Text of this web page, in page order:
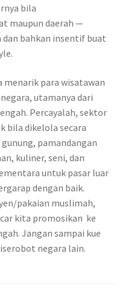
bila
maupun daerah —
bahkan insentif buat
menarik para wisatawan
utamanya dari
Percayalah, sektor
bila dikelola secara
pamandangan
kuliner, seni, dan
untuk pasar luar
dengan baik.
pakaian muslimah,
kita promosikan ke
Jangan sampai kue
negara lain.